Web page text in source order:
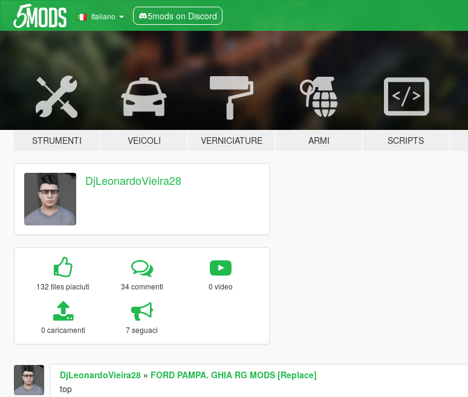
Italiano 5mods on Discord
STRUMENTI VEICOLI VERNICIATURE ARMI SCRIPTS
DjLeonardoVieira28
132 files piaciuti 34 commenti 0 video
0 caricamenti 7 seguaci
DjLeonardoVieira28» FORD PAMPA. GHIA RG MODS [Replace]
top